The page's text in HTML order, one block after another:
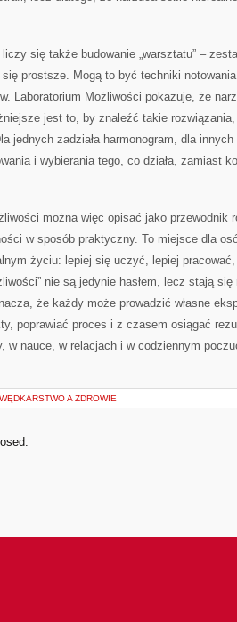
się także budowanie „warsztatu” –
prostsze. Mogą to być techniki
Laboratorium Możliwości pokazuje, że
jest to, by znaleźć takie
jednych zadziała harmonogram, dla
i wybierania tego, co działa, zamiast
można więc opisać jako przewodnik
w sposób praktyczny. To miejsce dla
życiu: lepiej się uczyć, lepiej
nie są jedynie hasłem, lecz stają się
że każdy może prowadzić własne
poprawiać proces i z czasem osiągać
w nauce, w relacjach i w codziennym
WĘDKARSTWO A ZDROWIE